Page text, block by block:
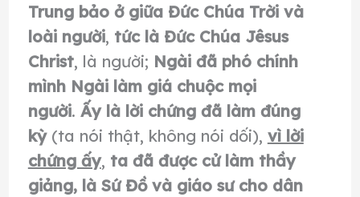
Trung bảo ở giữa Ðức Chúa Trời và
loài người, tức là Ðức Chúa Jêsus
Christ, là người; Ngài đã phó chính
mình Ngài làm giá chuộc mọi
người. Ấy là lời chứng đã làm đúng
kỳ(ta nói thật, không nói dối), vì lời
chứng ấy, ta đã được cử làm thầy
giảng, là Sứ Đồ và giáo sư cho dân